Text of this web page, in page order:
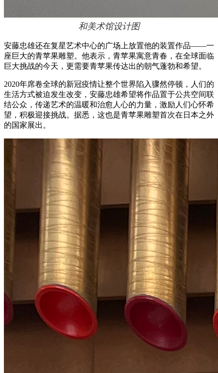
和美术馆设计图
安藤忠雄还在复星艺术中心的广场上放置他的装置作品——一
座巨大的青苹果雕塑。他表示，青苹果寓意青春，在全球面临
巨大挑战的今天，更需要青苹果传达出的朝气蓬勃和希望。
2020年席卷全球的新冠疫情让整个世界陷入骤然停顿，人们的
生活方式被迫发生改变，安藤忠雄希望将作品置于公共空间联
结公众，传递艺术的温暖和治愈人心的力量，激励人们心怀希
望，积极迎接挑战。据悉，这也是青苹果雕塑首次在日本之外
的国家展出。